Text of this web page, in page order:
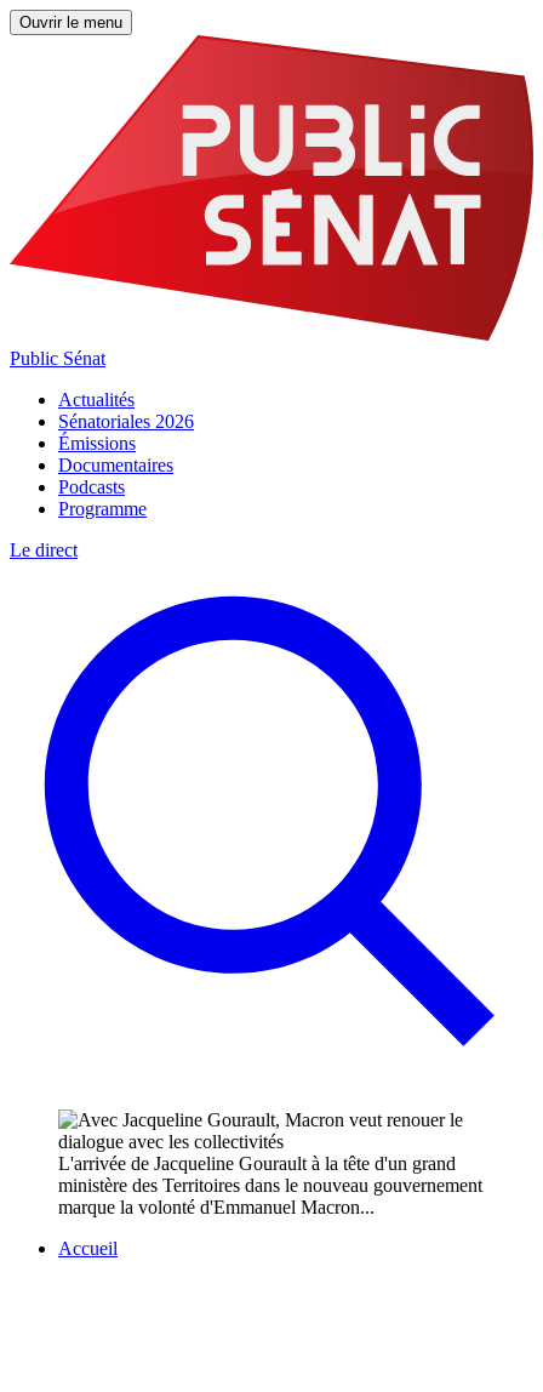
Ouvrir le menu
Public Sénat
Actualités
Sénatoriales 2026
Émissions
Documentaires
Podcasts
Programme
Le direct
L'arrivée de Jacqueline Gourault à la tête d'un grand
ministère des Territoires dans le nouveau gouvernement
marque la volonté d'Emmanuel Macron...
Accueil